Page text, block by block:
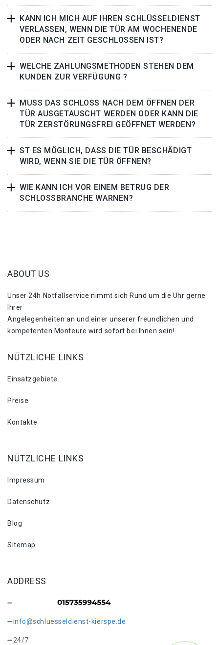
KANN ICH MICH AUF IHREN SCHLÜSSELDIENST
VERLASSEN, WENN DIE TÜR AM WOCHENENDE
ODER NACH ZEIT GESCHLOSSEN IST?
WELCHE ZAHLUNGSMETHODEN STEHEN DEM
KUNDEN ZUR VERFÜGUNG ?
MUSS DAS SCHLOSS NACH DEM ÖFFNEN DER
TÜR AUSGETAUSCHT WERDEN ODER KANN DIE
TÜR ZERSTÖRUNGSFREI GEÖFFNET WERDEN?
ST ES MÖGLICH, DASS DIE TÜR BESCHÄDIGT
WIRD, WENN SIE DIE TÜR ÖFFNEN?
WIE KANN ICH VOR EINEM BETRUG DER
SCHLOSSBRANCHE WARNEN?
ABOUT US
Unser 24h Notfallservice nimmt sich Rund um die Uhr gerne
Ihrer
Angelegenheiten an und einer unserer freundlichen und
kompetenten Monteure wird sofort bei Ihnen sein!
NÜTZLICHE LINKS
Einsatzgebiete
Preise
Kontakte
NÜTZLICHE LINKS
Impressum
Datenschutz
Blog
Sitemap
ADDRESS
info@schluesseldienst-kierspe.de
24/7